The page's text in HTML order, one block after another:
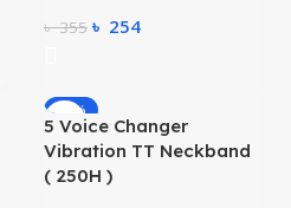
৳355 ৳ 254
-11%
5 Voice Changer
Vibration TT Neckband
( 250H )